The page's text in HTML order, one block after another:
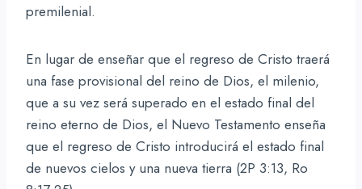
premilenial.
En lugar de enseñar que el regreso de Cristo traerá
una fase provisional del reino de Dios, el milenio,
que a su vez será superado en el estado final del
reino eterno de Dios, el Nuevo Testamento enseña
que el regreso de Cristo introducirá el estado final
de nuevos cielos y una nueva tierra (2P 3:13, Ro